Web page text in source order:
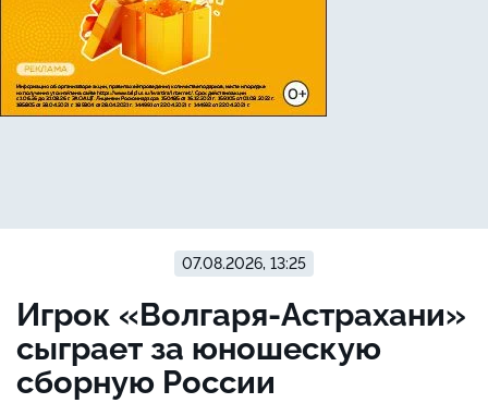
07.08.2026, 13:25
Игрок «Волгаря-Астрахани»
сыграет за юношескую
сборную России